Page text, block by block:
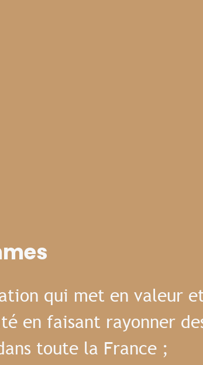
qui met en valeur
en faisant rayonner
toute la France ;